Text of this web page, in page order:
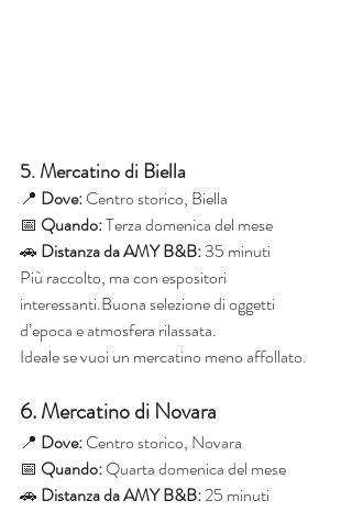
5. Mercatino di Biella
📍 Dove: Centro storico, Biella
📅 Quando: Terza domenica del mese
🚗 Distanza da AMY B&B: 35 minuti
Più raccolto, ma con espositori
interessanti.Buona selezione di oggetti
d’epoca e atmosfera rilassata.
Ideale se vuoi un mercatino meno affollato.
6. Mercatino di Novara
📍 Dove: Centro storico, Novara
📅 Quando: Quarta domenica del mese
🚗 Distanza da AMY B&B: 25 minuti